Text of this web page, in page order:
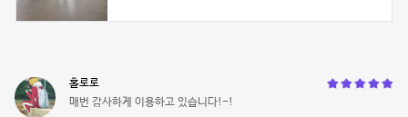
홀로로
매번 감사하게 이용하고 있습니다!-!